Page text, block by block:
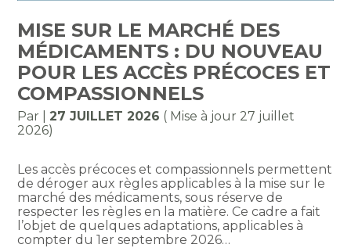
MISE SUR LE MARCHÉ DES
MÉDICAMENTS : DU NOUVEAU
POUR LES ACCÈS PRÉCOCES ET
COMPASSIONNELS
Par |27 JUILLET 2026 ( Mise à jour 27 juillet
2026)
Les accès précoces et compassionnels permettent
de déroger aux règles applicables à la mise sur le
marché des médicaments, sous réserve de
respecter les règles en la matière. Ce cadre a fait
l’objet de quelques adaptations, applicables à
compter du 1er septembre 2026…